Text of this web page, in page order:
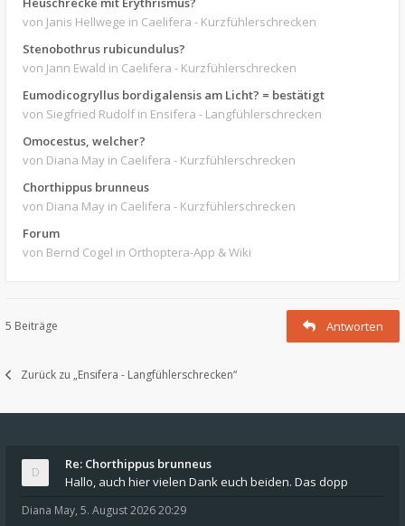
von Janis Hellwege in Caelifera - Kurzfühlerschrecken
Stenobothrus rubicundulus?
von Jann Ewald in Caelifera - Kurzfühlerschrecken
Eumodicogryllus bordigalensis am Licht? = bestätigt
von Siegfried Rudolf in Ensifera - Langfühlerschrecken
Omocestus, welcher?
von Diana May in Caelifera - Kurzfühlerschrecken
Chorthippus brunneus
von Diana May in Caelifera - Kurzfühlerschrecken
Forum
von Bernd Cogel in Orthoptera-App & Wiki
5 Beiträge Antworten
Zurück zu „Ensifera - Langfühlerschrecken“
Re: Chorthippus brunneus
Hallo, auch hier vielen Dank euch beiden. Das dopp
Diana May, 5. August 2026 20:29